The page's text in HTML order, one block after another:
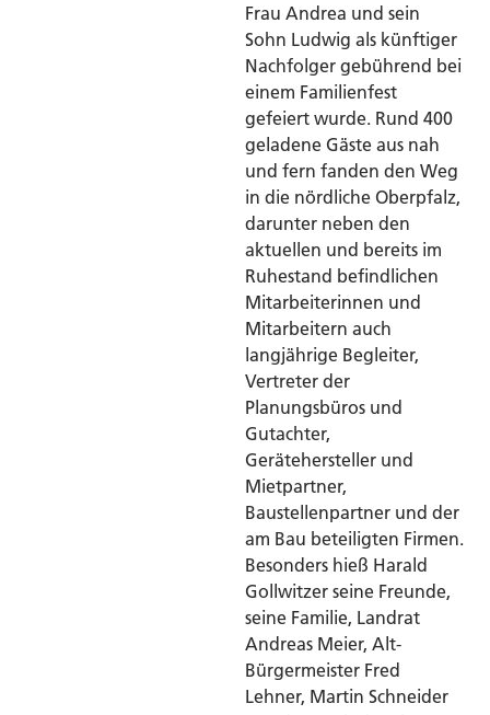
Frau Andrea und sein
Sohn Ludwig als künftiger
Nachfolger gebührend bei
einem Familienfest
gefeiert wurde. Rund 400
geladene Gäste aus nah
und fern fanden den Weg
in die nördliche Oberpfalz,
darunter neben den
aktuellen und bereits im
Ruhestand befindlichen
Mitarbeiterinnen und
Mitarbeitern auch
langjährige Begleiter,
Vertreter der
Planungsbüros und
Gutachter,
Gerätehersteller und
Mietpartner,
Baustellenpartner und der
am Bau beteiligten Firmen.
Besonders hieß Harald
Gollwitzer seine Freunde,
seine Familie, Landrat
Andreas Meier, Alt-
Bürgermeister Fred
Lehner, Martin Schneider